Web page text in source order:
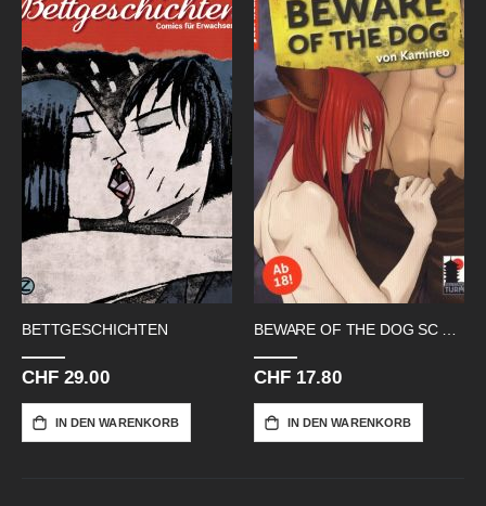
BETTGESCHICHTEN
CHF 29.00
IN DEN WARENKORB
CHF 17.80
IN DEN WARENKORB